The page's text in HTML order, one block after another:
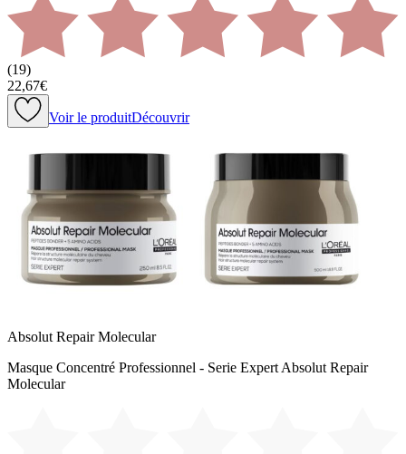
(19)
22,67€
Voir le produitDécouvrir
Absolut Repair Molecular
Masque Concentré Professionnel - Serie Expert Absolut Repair
Molecular